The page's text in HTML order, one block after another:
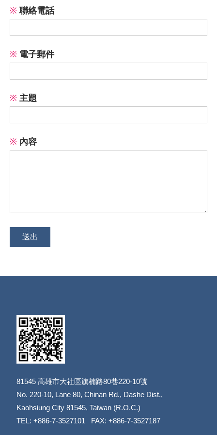
※ 聯絡電話
※ 電子郵件
※ 主題
※ 內容
81545高雄市大社區旗楠路80巷220-10號
​​​​​​​No. 220-10, Lane 80, Chinan Rd., Dashe Dist.,
​​​​​​​Kaohsiung City 81545, Taiwan (R.O.C.)
TEL: +886-7-3527101 FAX: +886-7-3527187